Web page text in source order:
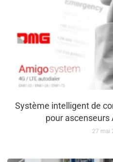
Système intelligent de
pour ascenseurs
27 mai